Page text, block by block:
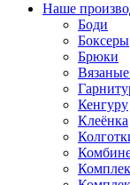
Наше
Боди
Боксеры
Брюки
Кенгуру
Клеёнка